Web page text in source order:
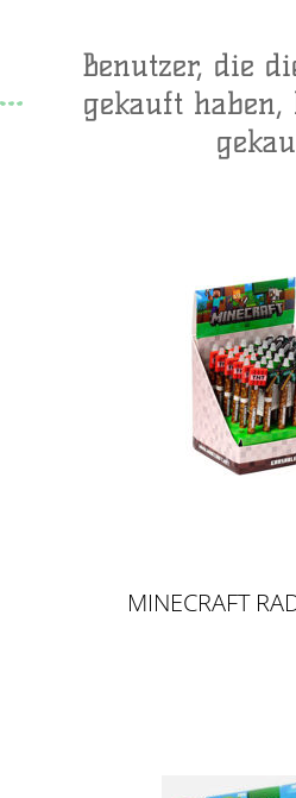
Benutzer, die
gekauft haben,
MINECRAFT